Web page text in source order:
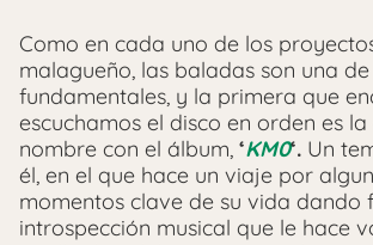
Como en cada uno de los
malagueño, las baladas son una
fundamentales, y la primera que
escuchamos el disco en orden es
nombre con el álbum, ‘KM0‘. Un
él, en el que hace un viaje por
momentos clave de su vida dando
introspección musical que le hace